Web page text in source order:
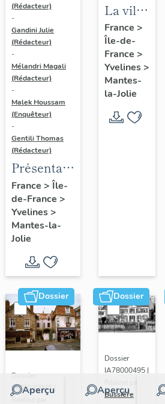
(Rédacteur)
-
Gandini Julie
(Rédacteur)
-
Mélandri Magali
(Rédacteur)
-
Malek Houssam
(Enquêteur)
-
Gentili Thomas
(Rédacteur)
Présentation
de l'étude
France > Île-
de-France >
Yvelines>
Mantes-la-
Jolie
La ville
de
Mantes-
la-Jolie
France >
Île-de-
France >
Yvelines>
Mantes-
la-Jolie
Dossier
Aperçu
Dossier
IA78000985 |
Dossier
Aperçu
Dossier
IA78000495 |
Bussière